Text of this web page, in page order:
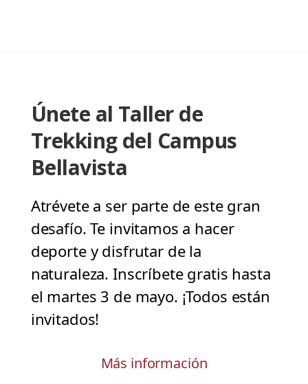
Únete al Taller de
Trekking del Campus
Bellavista
Atrévete a ser parte de este gran
desafío. Te invitamos a hacer
deporte y disfrutar de la
naturaleza. Inscríbete gratis hasta
el martes 3 de mayo. ¡Todos están
invitados!
Más información